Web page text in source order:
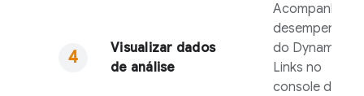
Visualizar dados
de análise
Acompanhe o
desempenho
do Dynamic
Links no
console do